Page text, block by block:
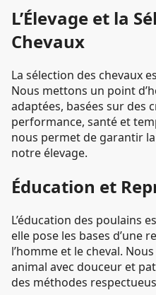
L’Élevage et la
Chevaux
La sélection des chevaux
Nous mettons un point
adaptées, basées sur des
performance, santé et
nous permet de garantir
notre élevage.
Éducation et
L’éducation des poulains
elle pose les bases d’une
l’homme et le cheval.
animal avec douceur et
des méthodes